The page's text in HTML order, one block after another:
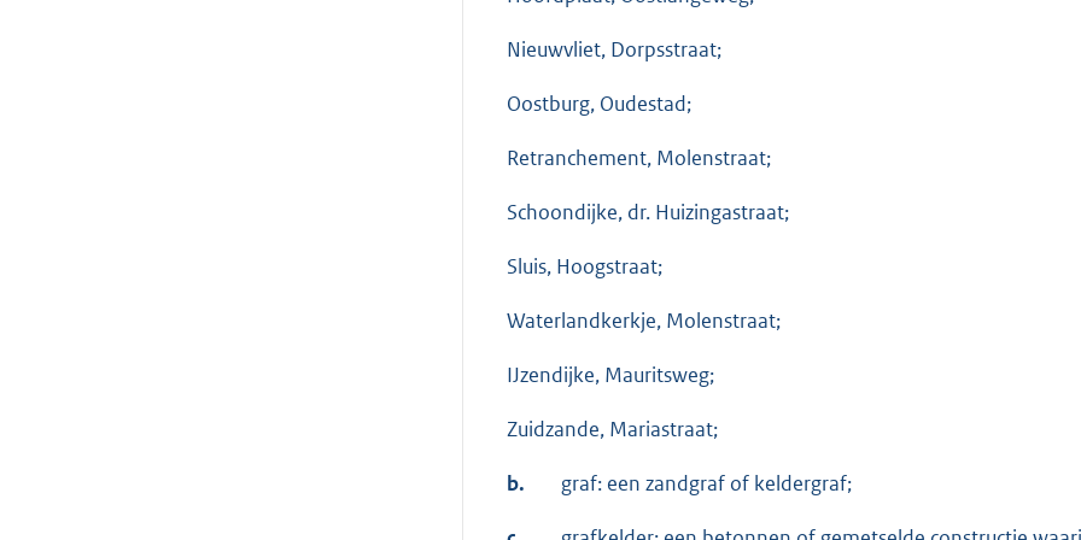
Nieuwvliet, Dorpsstraat;
Oostburg, Oudestad;
Retranchement, Molenstraat;
Schoondijke, dr. Huizingastraat;
Sluis, Hoogstraat;
Waterlandkerkje, Molenstraat;
IJzendijke, Mauritsweg;
Zuidzande, Mariastraat;
b. graf: een zandgraf of keldergraf;